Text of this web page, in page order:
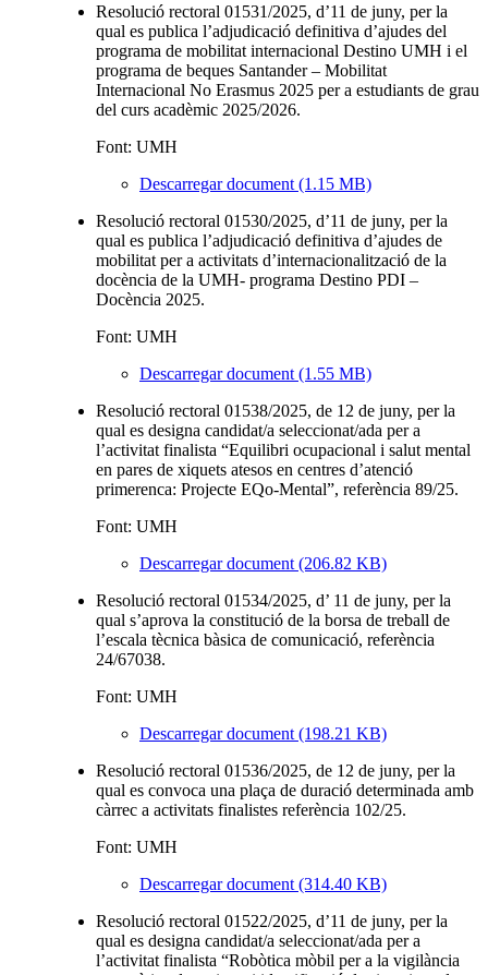
Resolució rectoral 01531/2025, d’11 de juny, per la
qual es publica l’adjudicació definitiva d’ajudes del
programa de mobilitat internacional Destino UMH i el
programa de beques Santander – Mobilitat
Internacional No Erasmus 2025 per a estudiants de grau
del curs acadèmic 2025/2026.
Font: UMH
Descarregar document (1.15 MB)
Resolució rectoral 01530/2025, d’11 de juny, per la
qual es publica l’adjudicació definitiva d’ajudes de
mobilitat per a activitats d’internacionalització de la
docència de la UMH- programa Destino PDI –
Docència 2025.
Font: UMH
Descarregar document (1.55 MB)
Resolució rectoral 01538/2025, de 12 de juny, per la
qual es designa candidat/a seleccionat/ada per a
l’activitat finalista “Equilibri ocupacional i salut mental
en pares de xiquets atesos en centres d’atenció
primerenca: Projecte EQo-Mental”, referència 89/25.
Font: UMH
Descarregar document (206.82 KB)
Resolució rectoral 01534/2025, d’ 11 de juny, per la
qual s’aprova la constitució de la borsa de treball de
l’escala tècnica bàsica de comunicació, referència
24/67038.
Font: UMH
Descarregar document (198.21 KB)
Resolució rectoral 01536/2025, de 12 de juny, per la
qual es convoca una plaça de duració determinada amb
càrrec a activitats finalistes referència 102/25.
Font: UMH
Descarregar document (314.40 KB)
Resolució rectoral 01522/2025, d’11 de juny, per la
qual es designa candidat/a seleccionat/ada per a
l’activitat finalista “Robòtica mòbil per a la vigilància